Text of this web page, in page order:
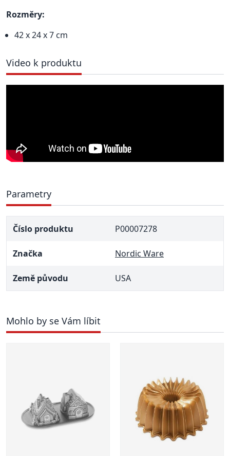
Rozměry:
42 x 24 x 7 cm
Video k produktu
Parametry
Číslo produktu P00007278
Značka Nordic Ware
Země původu USA
Mohlo by se Vám líbit